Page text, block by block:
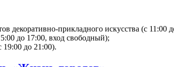
декоративно-прикладного искусства (с 11:00
до 17:00, вход свободный);
до 21:00).